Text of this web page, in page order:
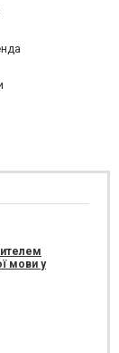
мови у